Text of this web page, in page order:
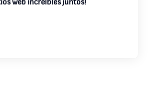
web increíbles juntos!